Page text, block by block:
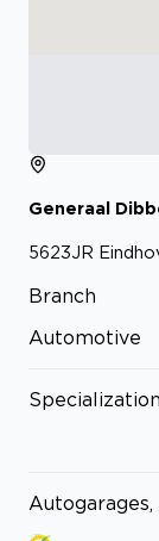
Generaal
5623JR
Branch
Automotive